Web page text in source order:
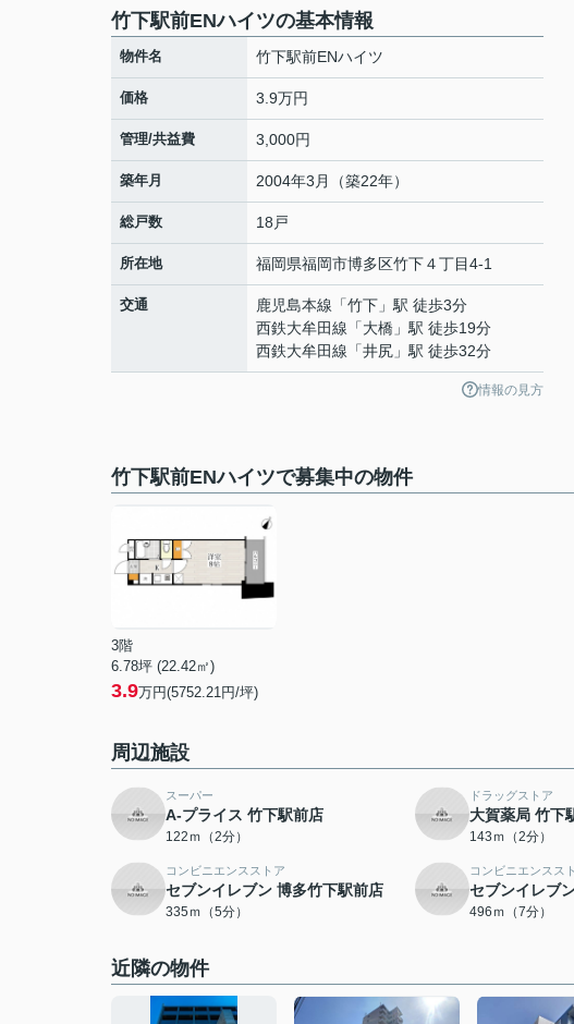
竹下駅前ENハイツの基本情報
物件名 竹下駅前ENハイツ
価格 3.9万円
管理/共益費 3,000円
築年月 2004年3月（築22年）
総戸数 18戸
所在地 福岡県福岡市博多区竹下４丁目4-1
交通 鹿児島本線 「竹下 」駅 徒歩3分
西鉄大牟田線 「大橋 」駅 徒歩19分
西鉄大牟田線 「井尻 」駅 徒歩32分
情報の見方
竹下駅前ENハイツで募集中の物件
3階
6.78坪 (22.42㎡)
3.9万円(5752.21円/坪)
周辺施設
スーパー
A-プライス 竹下駅前店
122ｍ（2分）
ドラッグストア
大賀薬局 竹下
143ｍ（2分）
コンビニエンスストア
セブンイレブン 博多竹下駅前店
335ｍ（5分）
コンビニエンスス
セブンイレブ
496ｍ（7分）
近隣の物件